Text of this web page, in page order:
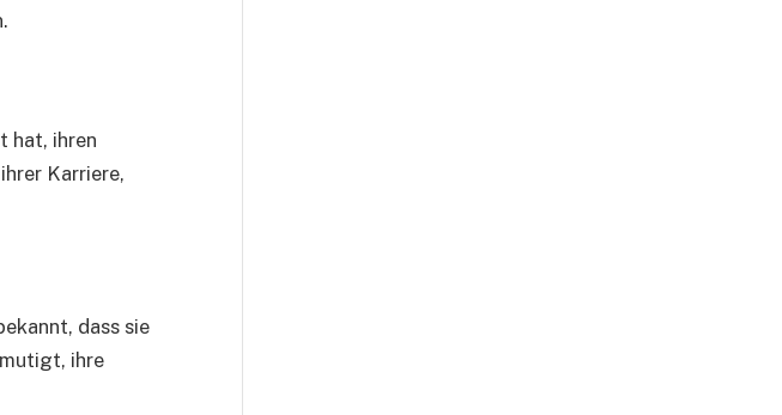
hat, ihren
Karriere,
dass sie
ihre